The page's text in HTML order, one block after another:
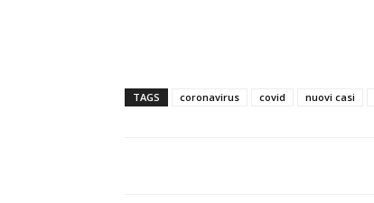
TAGS coronavirus covid nuovi casi